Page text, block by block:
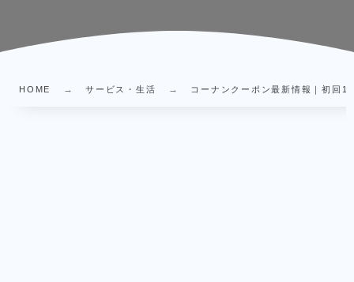
HOME サービス・生活 コーナンクーポン最新情報｜初回